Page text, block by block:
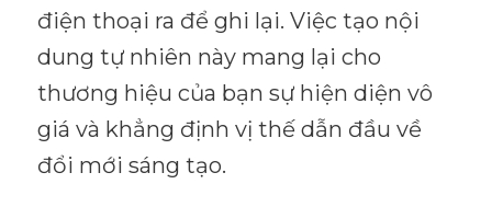
điện thoại ra để ghi lại. Việc tạo nội
dung tự nhiên này mang lại cho
thương hiệu của bạn sự hiện diện vô
giá và khẳng định vị thế dẫn đầu về
đổi mới sáng tạo.